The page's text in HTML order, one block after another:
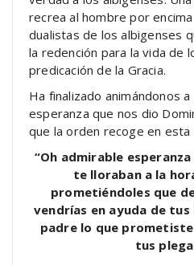
recrea al hombre por
dualistas de los albigenses
la redención para la vida de
predicación de la Gracia.
Ha finalizado animándonos
esperanza que nos dio
que la orden recoge en esta
“Oh admirable
te lloraban a la
prometiéndoles que
vendrías en ayuda de tus
padre lo que
tus